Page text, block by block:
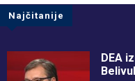
Najčitanije
DEA